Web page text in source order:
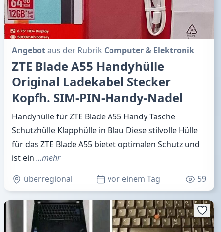
Angebotaus der Rubrik Computer & Elektronik
ZTE Blade A55 Handyhülle
Original Ladekabel Stecker
Kopfh. SIM-PIN-Handy-Nadel
Handyhülle für ZTE Blade A55 Handy Tasche
Schutzhülle Klapphülle in Blau Diese stilvolle Hülle
für das ZTE Blade A55 bietet optimalen Schutz und
ist ein …mehr
überregional
vor einem Tag 59